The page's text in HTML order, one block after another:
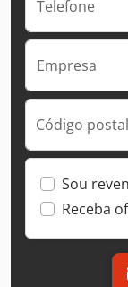
Telefone
Empresa
Código
Sou
Receba